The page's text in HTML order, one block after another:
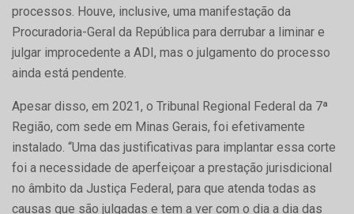
processos. Houve, inclusive, uma manifestação da
Procuradoria-Geral da República para derrubar a liminar e
julgar improcedente a ADI, mas o julgamento do processo
ainda está pendente.
Apesar disso, em 2021, o Tribunal Regional Federal da 7ª
Região, com sede em Minas Gerais, foi efetivamente
instalado. “Uma das justificativas para implantar essa corte
foi a necessidade de aperfeiçoar a prestação jurisdicional
no âmbito da Justiça Federal, para que atenda todas as
causas que são julgadas e tem a ver com o dia a dia das